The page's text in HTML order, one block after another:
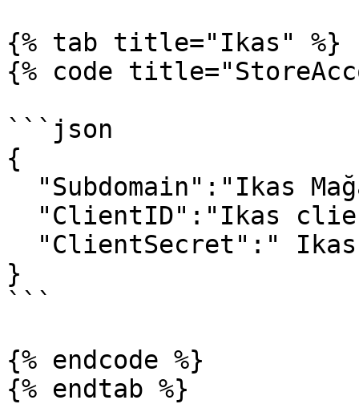
{% tab title="Ikas" %}
{% code
```json
{
}
```
{% endcode %}
{% endtab %}